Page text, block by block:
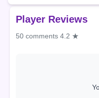
Player Reviews
50 comments 4.2 ★